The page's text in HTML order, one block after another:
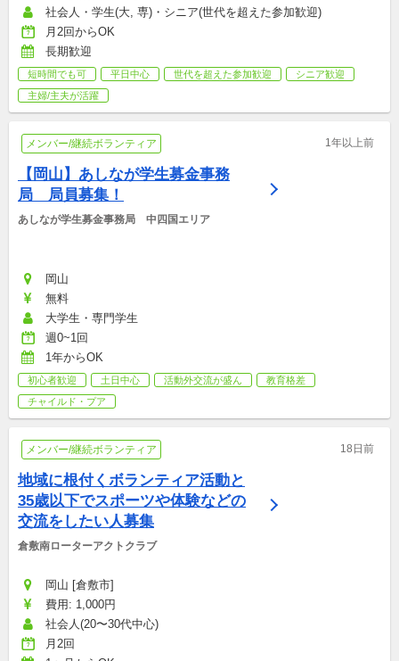
円
社会人・学生(大, 専)・シニア(世代を超えた参加歓迎)
月2回からOK
長期歓迎
短時間でも可 平日中心 世代を超えた参加歓迎
シニア歓迎
主婦/主夫が活躍
メンバー/継続ボランティア 1年以上前
【岡山】あしなが学生募金事務
局　局員募集！
あしなが学生募金事務局　中四国エリア
岡山
無料
大学生・専門学生
週0~1回
1年からOK
初心者歓迎 土日中心 活動外交流が盛ん
教育格差
チャイルド・プア
メンバー/継続ボランティア 18日前
地域に根付くボランティア活動と
35歳以下でスポーツや体験などの
交流をしたい人募集
倉敷南ローターアクトクラブ
岡山 [倉敷市]
費用: 1,000円
社会人(20〜30代中心)
月2回